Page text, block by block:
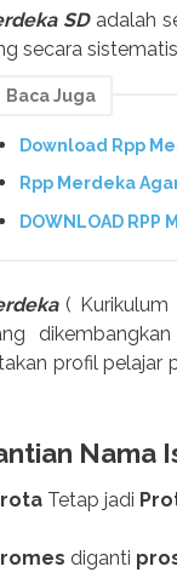
SD adalah
secara
Baca Juga
Download Rpp
Rpp Merdeka
DOWNLOAD RPP
( Kurikulum
profil pelajar
Nama
Tetap jadi
diganti